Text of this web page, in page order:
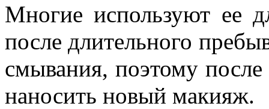
Многие используют ее
после длительного
смывания, поэтому
наносить новый макияж.